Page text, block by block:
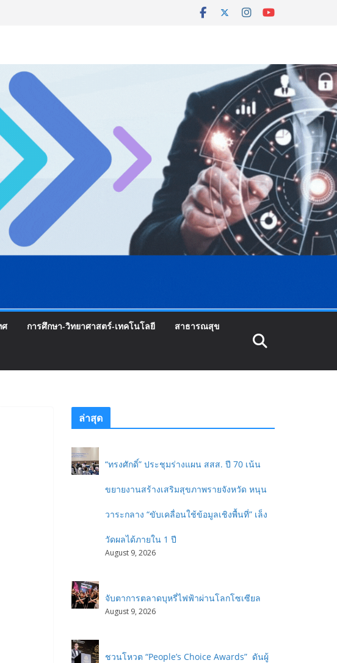
ศ การศึกษา-วิทยาศาสตร์-เทคโนโลยี สาธารณสุข
ล่าสุด
“ทรงศักดิ์” ประชุมร่างแผน สสส. ปี 70 เน้น
ขยายงานสร้างเสริมสุขภาพรายจังหวัด หนุน
วาระกลาง “ขับเคลื่อนใช้ข้อมูลเชิงพื้นที่” เล็ง
วัดผลได้ภายใน 1 ปี
August 9, 2026
จับตาการตลาดบุหรี่ไฟฟ้าผ่านโลกโซเซียล
August 9, 2026
ชวนโหวต “People’s Choice Awards” ดันผู้